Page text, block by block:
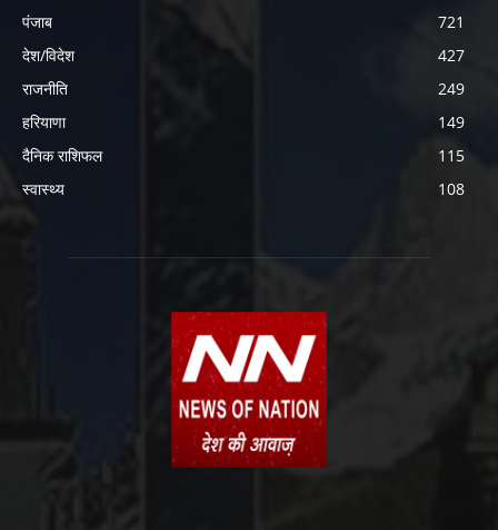
पंजाब
721
देश/विदेश
427
राजनीति
249
हरियाणा
149
दैनिक राशिफल
115
स्वास्थ्य
108